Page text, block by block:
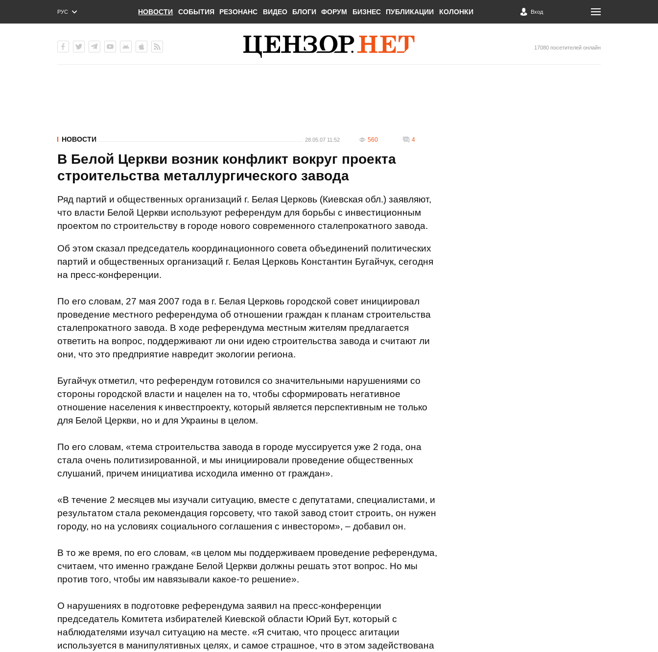
РУС
ENG
НОВОСТИ СОБЫТИЯ РЕЗОНАНС ВИДЕО БЛОГИ ФОРУМ БИЗНЕС ПУБЛИКАЦИИ КОЛОНКИ Вход
17080 посетителей онлайн
НОВОСТИ 28.05.07 11:52 560 4
В Белой Церкви возник конфликт вокруг проекта
строительства металлургического завода
Ряд партий и общественных организаций г. Белая Церковь (Киевская обл.) заявляют,
что власти Белой Церкви используют референдум для борьбы с инвестиционным
проектом по строительству в городе нового современного сталепрокатного завода.
Об этом сказал председатель координационного совета объединений политических
партий и общественных организаций г. Белая Церковь Константин Бугайчук, сегодня
на пресс-конференции.
По его словам, 27 мая 2007 года в г. Белая Церковь городской совет инициировал
проведение местного референдума об отношении граждан к планам строительства
сталепрокатного завода. В ходе референдума местным жителям предлагается
ответить на вопрос, поддерживают ли они идею строительства завода и считают ли
они, что это предприятие навредит экологии региона.
Бугайчук отметил, что референдум готовился со значительными нарушениями со
стороны городской власти и нацелен на то, чтобы сформировать негативное
отношение населения к инвестпроекту, который является перспективным не только
для Белой Церкви, но и для Украины в целом.
По его словам, «тема строительства завода в городе муссируется уже 2 года, она
стала очень политизированной, и мы инициировали проведение общественных
слушаний, причем инициатива исходила именно от граждан».
«В течение 2 месяцев мы изучали ситуацию, вместе с депутатами, специалистами, и
результатом стала рекомендация горсовету, что такой завод стоит строить, он нужен
городу, но на условиях социального соглашения с инвестором», – добавил он.
В то же время, по его словам, «в целом мы поддерживаем проведение референдума,
считаем, что именно граждане Белой Церкви должны решать этот вопрос. Но мы
против того, чтобы им навязывали какое-то решение».
О нарушениях в подготовке референдума заявил на пресс-конференции
председатель Комитета избирателей Киевской области Юрий Бут, который с
наблюдателями изучал ситуацию на месте. «Я считаю, что процесс агитации
используется в манипулятивных целях, и самое страшное, что в этом задействована